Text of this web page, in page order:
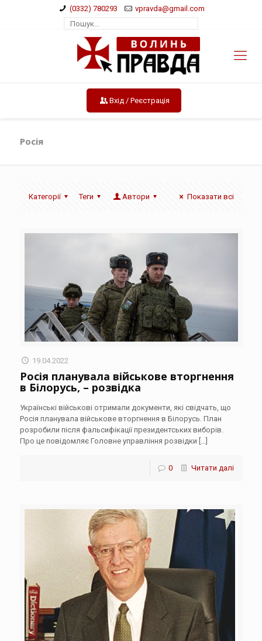
(0332) 780293 vpravda@gmail.com
Вхід / Реєстрація
Росія
Категорії Теги Автори Показати всі
19.04.2022
Росія планувала військове вторгнення
в Білорусь, – розвідка
Українські військові отримали документи, які свідчать, що
Росія планувала військове вторгнення в Білорусь. План
розробили після фальсифікації президентських виборів.
Про це повідомляє Головне управління розвідки […]
0 Читати далі